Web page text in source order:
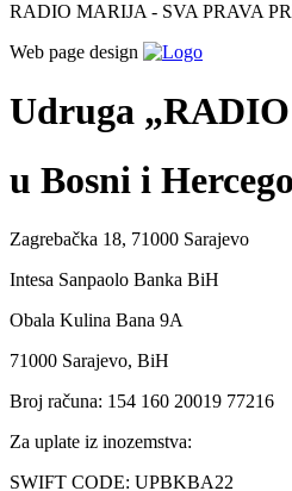
RADIO MARIJA - SVA PRAVA
Web page design
Udruga
u Bosni i
Zagrebačka 18, 71000 Sarajevo
Intesa Sanpaolo Banka BiH
Obala Kulina Bana 9A
71000 Sarajevo, BiH
Broj računa: 154 160 20019 77216
Za uplate iz inozemstva:
SWIFT CODE: UPBKBA22